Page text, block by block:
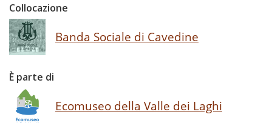
Collocazione
Banda Sociale di Cavedine
È parte di
Ecomuseo della Valle dei Laghi